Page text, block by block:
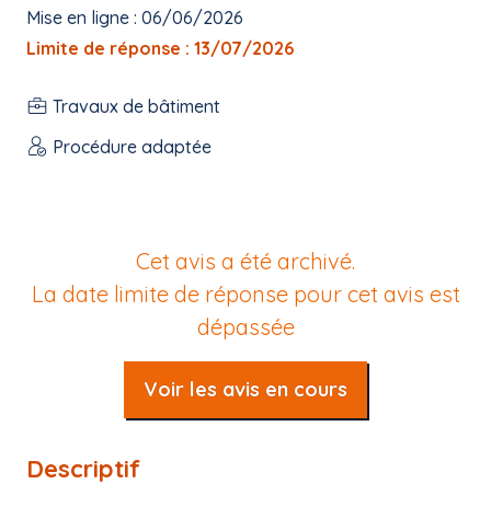
Mise en ligne : 06/06/2026
Limite de réponse : 13/07/2026
Travaux de bâtiment
Procédure adaptée
Cet avis a été archivé.
La date limite de réponse pour cet avis est
dépassée
Voir les avis en cours
Descriptif